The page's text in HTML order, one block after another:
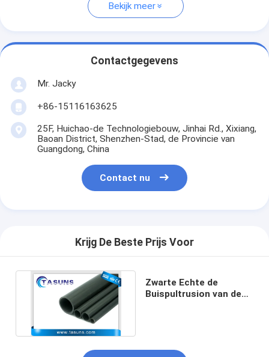
Bekijk meer
Contactgegevens
Mr. Jacky
+86-15116163625
25F, Huichao-de Technologiebouw, Jinhai Rd., Xixiang,
Baoan District, Shenzhen-Stad, de Provincie van
Guangdong, China
Contact nu
Krijg De Beste Prijs Voor
Zwarte Echte de
Buispultrusion van de